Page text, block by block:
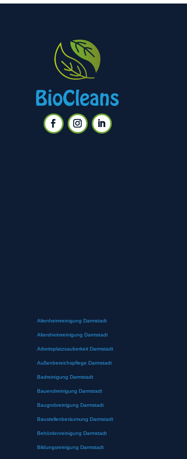
Altenheimreinigung Darmstadt
Altersheimreinigung Darmstadt
Arbeitsplatzsauberkeit Darmstadt
Außenbereichspflege Darmstadt
Badreinigung Darmstadt
Bauendreinigung Darmstadt
Baugrobreinigung Darmstadt
Baustellenberäumung Darmstadt
Behördenreinigung Darmstadt
Bildungsreinigung Darmstadt